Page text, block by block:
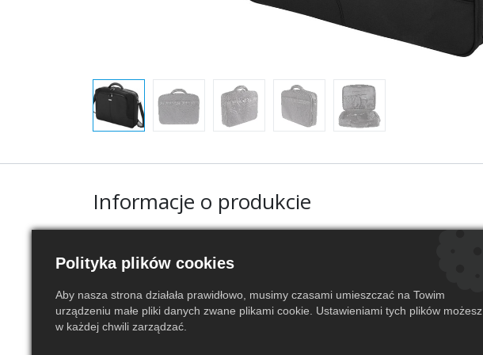
Informacje o produkcie
Gwarancja 30 dni
Polityka plików cookies
Aby nasza strona działała prawidłowo, musimy czasami umieszczać na Towim
urządzeniu małe pliki danych zwane plikami cookie. Ustawieniami tych plików możesz
w każdej chwili zarządzać.